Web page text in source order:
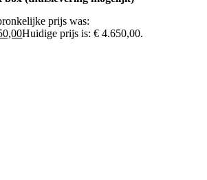
prijs was:
Huidige prijs is: € 4.650,00.